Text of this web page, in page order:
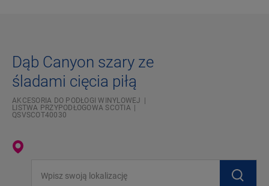
Dąb Canyon szary ze
śladami cięcia piłą
AKCESORIA DO PODŁOGI WINYLOWEJ
LISTWA PRZYPODŁOGOWA SCOTIA
QSVSCOT40030